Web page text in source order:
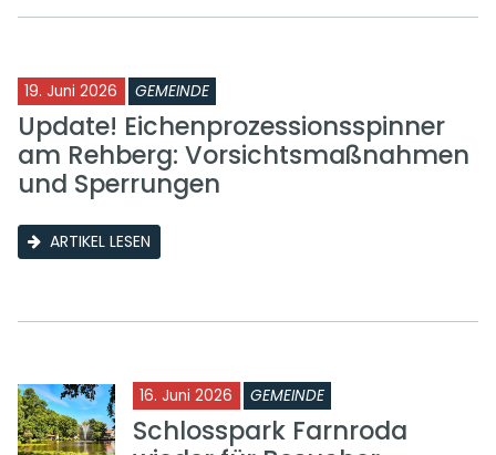
19. Juni 2026 GEMEINDE
Update! Eichenprozessionsspinner
am Rehberg: Vorsichtsmaßnahmen
und Sperrungen
ARTIKEL LESEN
16. Juni 2026 GEMEINDE
Schlosspark Farnroda